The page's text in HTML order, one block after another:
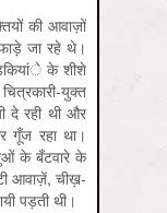
की आवाज़ों
जा रहे थे।
के शीशे
युक्त
दे रही थी और
गूँज रहा था।
के बँटवारे के
आवाज़ें, चीख़-
पड़ती थी।